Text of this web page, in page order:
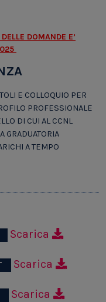
DOMANDE E’
E COLLOQUIO PER
PROFESSIONALE
DI CUI AL CCNL
GRADUATORIA
A TEMPO
Scarica
Scarica
Scarica